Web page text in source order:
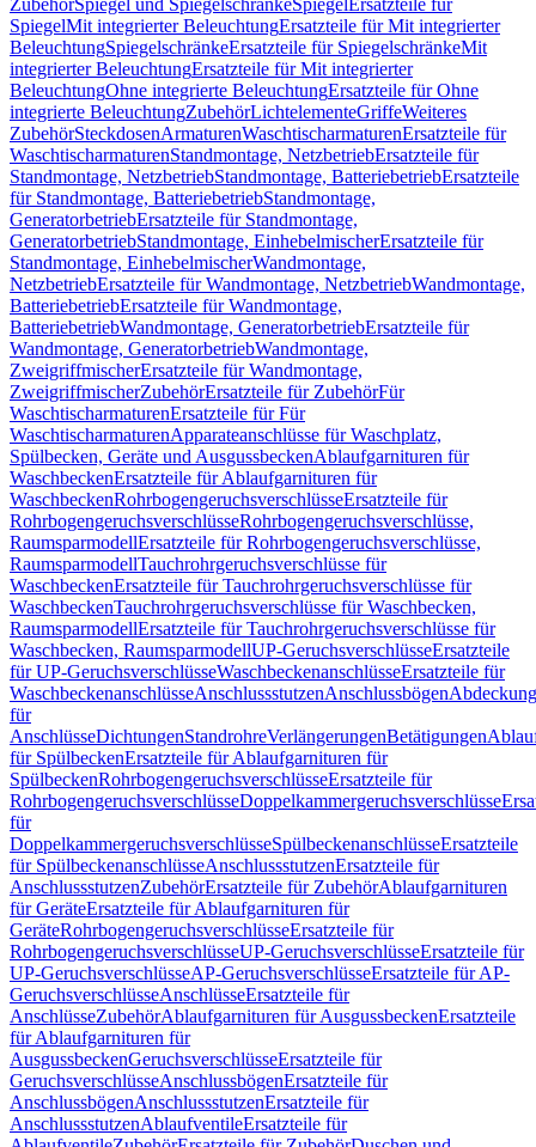
ZubehörSpiegel und SpiegelschränkeSpiegel Ersatzteile für
SpiegelMit integrierter BeleuchtungErsatzteile für Mit integrierter
BeleuchtungSpiegelschränkeErsatzteile für SpiegelschränkeMit
integrierter BeleuchtungErsatzteile für Mit integrierter
BeleuchtungOhne integrierte BeleuchtungErsatzteile für Ohne
integrierte BeleuchtungZubehörLichtelementeGriffeWeiteres
ZubehörSteckdosenArmaturenWaschtischarmaturenErsatzteile für
WaschtischarmaturenStandmontage, NetzbetriebErsatzteile für
Standmontage, NetzbetriebStandmontage, BatteriebetriebErsatzteile
für Standmontage, BatteriebetriebStandmontage,
GeneratorbetriebErsatzteile für Standmontage,
GeneratorbetriebStandmontage, EinhebelmischerErsatzteile für
Standmontage, EinhebelmischerWandmontage,
NetzbetriebErsatzteile für Wandmontage, NetzbetriebWandmontage,
BatteriebetriebErsatzteile für Wandmontage,
BatteriebetriebWandmontage, GeneratorbetriebErsatzteile für
Wandmontage, GeneratorbetriebWandmontage,
ZweigriffmischerErsatzteile für Wandmontage,
ZweigriffmischerZubehörErsatzteile für ZubehörFür
WaschtischarmaturenErsatzteile für Für
WaschtischarmaturenApparateanschlüsse für Waschplatz,
Spülbecken, Geräte und AusgussbeckenAblaufgarnituren für
WaschbeckenErsatzteile für Ablaufgarnituren für
WaschbeckenRohrbogengeruchsverschlüsseErsatzteile für
RohrbogengeruchsverschlüsseRohrbogengeruchsverschlüsse,
RaumsparmodellErsatzteile für Rohrbogengeruchsverschlüsse,
RaumsparmodellTauchrohrgeruchsverschlüsse für
WaschbeckenErsatzteile für Tauchrohrgeruchsverschlüsse für
WaschbeckenTauchrohrgeruchsverschlüsse für Waschbecken,
RaumsparmodellErsatzteile für Tauchrohrgeruchsverschlüsse für
Waschbecken, RaumsparmodellUP-GeruchsverschlüsseErsatzteile
für UP-GeruchsverschlüsseWaschbeckenanschlüsseErsatzteile für
WaschbeckenanschlüsseAnschlussstutzenAnschlussbögen
für
AnschlüsseDichtungenStandrohreVerlängerungenBetätigungen
für SpülbeckenErsatzteile für Ablaufgarnituren für
SpülbeckenRohrbogengeruchsverschlüsseErsatzteile für
RohrbogengeruchsverschlüsseDoppelkammergeruchsverschlüsse
für
DoppelkammergeruchsverschlüsseSpülbeckenanschlüsseErsatzteile
für SpülbeckenanschlüsseAnschlussstutzenErsatzteile für
AnschlussstutzenZubehörErsatzteile für ZubehörAblaufgarnituren
für GeräteErsatzteile für Ablaufgarnituren für
GeräteRohrbogengeruchsverschlüsseErsatzteile für
RohrbogengeruchsverschlüsseUP-GeruchsverschlüsseErsatzteile für
UP-GeruchsverschlüsseAP-GeruchsverschlüsseErsatzteile für AP-
GeruchsverschlüsseAnschlüsseErsatzteile für
AnschlüsseZubehörAblaufgarnituren für AusgussbeckenErsatzteile
für Ablaufgarnituren für
AusgussbeckenGeruchsverschlüsseErsatzteile für
GeruchsverschlüsseAnschlussbögenErsatzteile für
AnschlussbögenAnschlussstutzenErsatzteile für
AnschlussstutzenAblaufventileErsatzteile für